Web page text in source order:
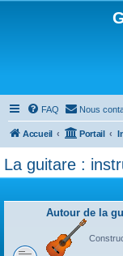
FAQ Nous
Accueil Portail
La guitare :
Autour de la